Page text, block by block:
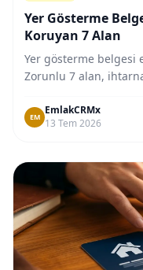
Yer Gösterme
Koruyan 7 Alan
Yer gösterme belgesi
Zorunlu 7 alan,
EM
EmlakCRMx
13 Tem 2026